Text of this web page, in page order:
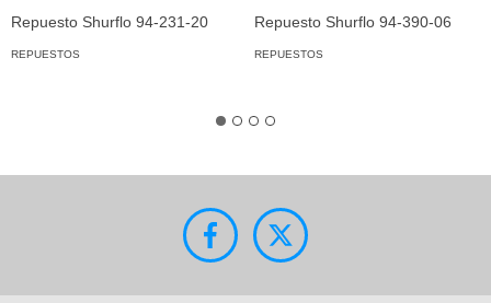
Repuesto Shurflo 94-231-20
REPUESTOS
Repuesto Shurflo 94-390-06
REPUESTOS